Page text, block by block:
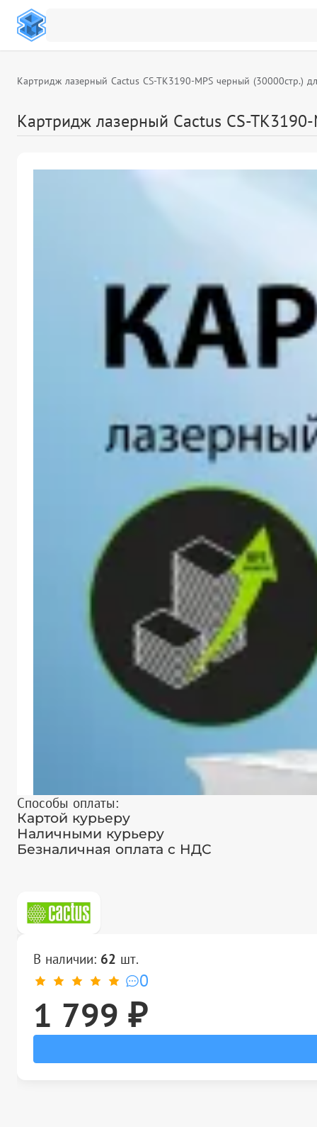
Картридж лазерный Cactus CS-TK3190-MPS черный (30000стр.)
Картридж лазерный Cactus CS-
Способы оплаты:
Картой курьеру
Наличными курьеру
Безналичная оплата с НДС
В наличии: 62 шт.
0
1 799 ₽